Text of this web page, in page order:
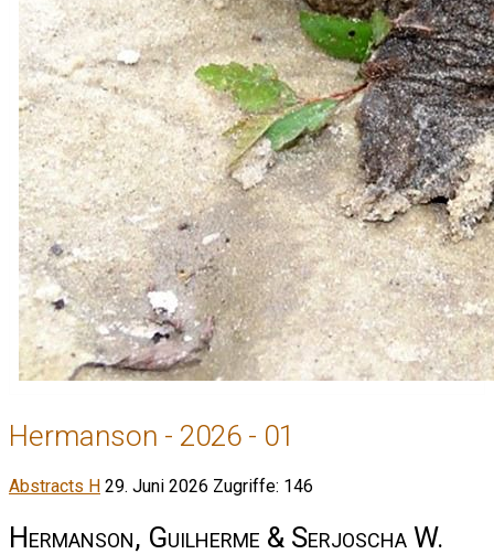
Hermanson - 2026 - 01
Abstracts H 29. Juni 2026 Zugriffe: 146
Hermanson, Guilherme & Serjoscha W.